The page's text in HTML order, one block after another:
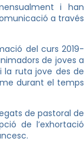
i han
a través
del curs 2019-
de joves a
la ruta jove des de
durant el temps
de pastoral de
de l’exhortació